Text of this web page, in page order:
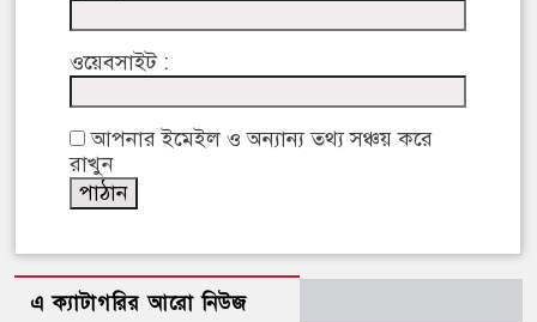
ওয়েবসাইট :
আপনার ইমেইল ও অন্যান্য তথ্য সঞ্চয় করে
রাখুন
এ ক্যাটাগরির আরো নিউজ